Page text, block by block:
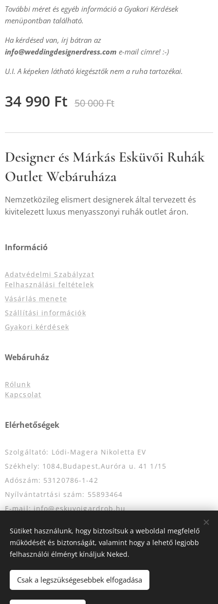
További méret és egyéb információ a Gyakori Kérdések
menüpontban található.
Ha kérdésed van, írj bátran az
info@weddingdesignerdress.com e-mail címre! :-)
U.I. A képeken látható kiegésztők nem a ruha tartozékai.
34 990 Ft 50 000Ft
Designer és Márkás Esküvői Ruhák
Outlet Webáruháza
Nemzetközileg elismert designerek által tervezett és
kivitelezett luxus menyasszonyi ruhák outlet áron.
Információ
Adatvédelmi Szabályzat
Felhasználási feltételek
Vásárlás menete
Szállítási információk
Gyakori kérdések
Webáruház
Rólunk
Kapcsolat
Elérhetőségek
Szolgáltató: Lódi-Magera Nikoletta EV
Székhely: 1084,Budapest,Auróra u. 41 1/15
Adószám: 53120786-1-42
Nyílvántatrtási szám: 55893464
E-mail: info@eskuvoigardrob.hu
Az oldalt a Webnode működteti
Sütiket használunk, hogy biztosítsuk a weboldal megfelelő
működését és biztonságát, valamint hogy a lehető legjobb
felhasználói élményt kínáljuk Neked.
Csak a legszükségesebbek elfogadása